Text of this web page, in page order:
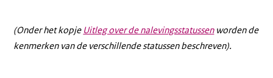
(Onder het kopje Uitleg over de nalevingsstatussenworden de
kenmerken van de verschillende statussen beschreven).